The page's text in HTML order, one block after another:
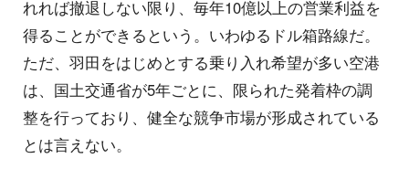
れれば撤退しない限り、毎年10億以上の営業利益を
得ることができるという。いわゆるドル箱路線だ。
ただ、羽田をはじめとする乗り入れ希望が多い空港
は、国土交通省が5年ごとに、限られた発着枠の調
整を行っており、健全な競争市場が形成されている
とは言えない。